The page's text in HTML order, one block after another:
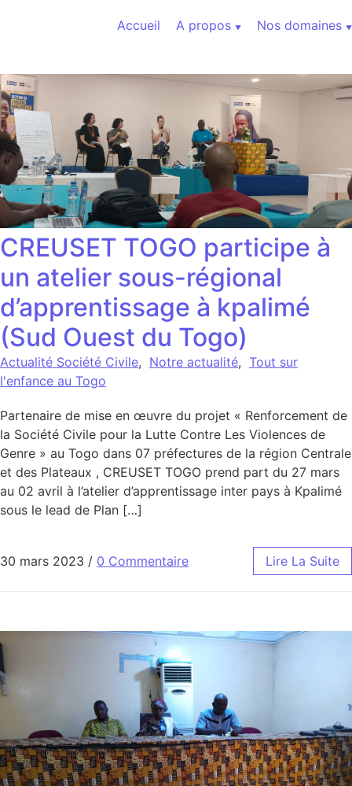
Accueil
A propos Nos domaines
CREUSET TOGO participe à
un atelier sous-régional
d’apprentissage à kpalimé
(Sud Ouest du Togo)
Actualité Société Civile, Notre actualité, Tout sur
l'enfance au Togo
Partenaire de mise en œuvre du projet « Renforcement de
la Société Civile pour la Lutte Contre Les Violences de
Genre » au Togo dans 07 préfectures de la région Centrale
et des Plateaux , CREUSET TOGO prend part du 27 mars
au 02 avril à l’atelier d’apprentissage inter pays à Kpalimé
sous le lead de Plan […]
30 mars 2023 / 0 Commentaire Lire La Suite